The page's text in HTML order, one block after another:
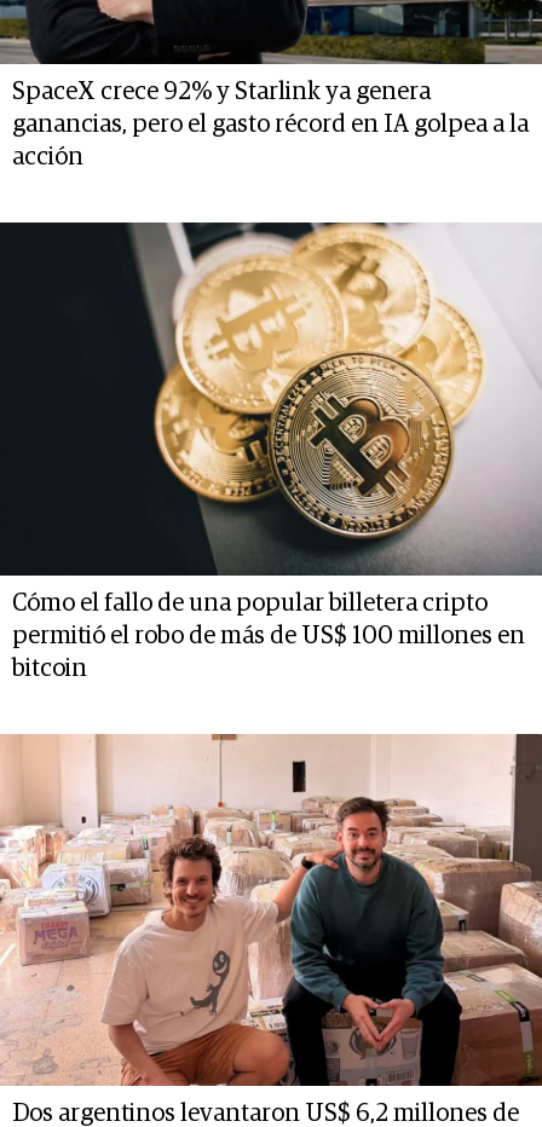
SpaceX crece 92% y Starlink ya genera
ganancias, pero el gasto récord en IA golpea a la
acción
Cómo el fallo de una popular billetera cripto
permitió el robo de más de US$ 100 millones en
bitcoin
Dos argentinos levantaron US$ 6,2 millones de